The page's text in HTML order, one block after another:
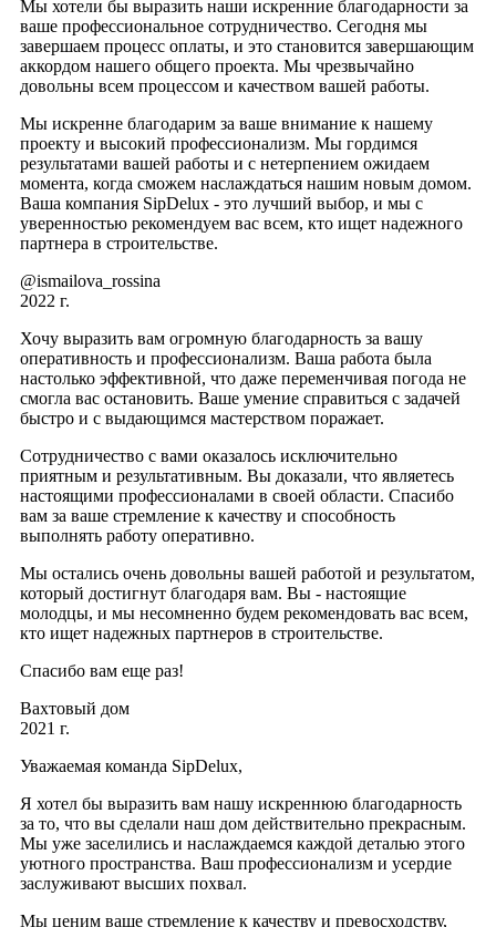
Мы хотели бы выразить наши искренние благодарности за
ваше профессиональное сотрудничество. Сегодня мы
завершаем процесс оплаты, и это становится завершающим
аккордом нашего общего проекта. Мы чрезвычайно
довольны всем процессом и качеством вашей работы.
Мы искренне благодарим за ваше внимание к нашему
проекту и высокий профессионализм. Мы гордимся
результатами вашей работы и с нетерпением ожидаем
момента, когда сможем наслаждаться нашим новым домом.
Ваша компания SipDelux - это лучший выбор, и мы с
уверенностью рекомендуем вас всем, кто ищет надежного
партнера в строительстве.
@ismailova_rossina
2022 г.
Хочу выразить вам огромную благодарность за вашу
оперативность и профессионализм. Ваша работа была
настолько эффективной, что даже переменчивая погода не
смогла вас остановить. Ваше умение справиться с задачей
быстро и с выдающимся мастерством поражает.
Сотрудничество с вами оказалось исключительно
приятным и результативным. Вы доказали, что являетесь
настоящими профессионалами в своей области. Спасибо
вам за ваше стремление к качеству и способность
выполнять работу оперативно.
Мы остались очень довольны вашей работой и результатом,
который достигнут благодаря вам. Вы - настоящие
молодцы, и мы несомненно будем рекомендовать вас всем,
кто ищет надежных партнеров в строительстве.
Спасибо вам еще раз!
Вахтовый дом
2021 г.
Уважаемая команда SipDelux,
Я хотел бы выразить вам нашу искреннюю благодарность
за то, что вы сделали наш дом действительно прекрасным.
Мы уже заселились и наслаждаемся каждой деталью этого
уютного пространства. Ваш профессионализм и усердие
заслуживают высших похвал.
Мы ценим ваше стремление к качеству и превосходству,